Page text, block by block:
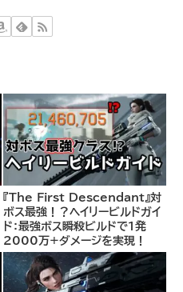
『The First Descendant』対
ボス最強！？ヘイリービルドガイ
ド：最強ボス瞬殺ビルドで1発
2000万+ダメージを実現！